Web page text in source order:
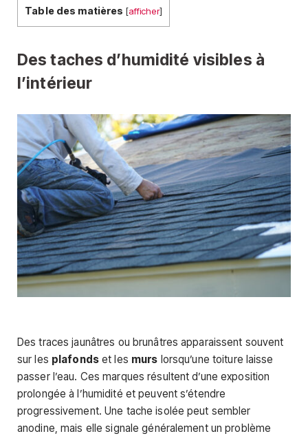
Table des matières [afficher]
Des taches d’humidité visibles à
l’intérieur
Des traces jaunâtres ou brunâtres apparaissent souvent
sur les plafondset les murs lorsqu’une toiture laisse
passer l’eau. Ces marques résultent d’une exposition
prolongée à l’humidité et peuvent s’étendre
progressivement. Une tache isolée peut sembler
anodine, mais elle signale généralement un problème